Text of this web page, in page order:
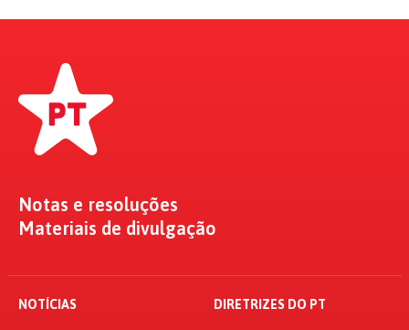
Notas e resoluções
Materiais de divulgação
NOTÍCIAS DIRETRIZES DO PT